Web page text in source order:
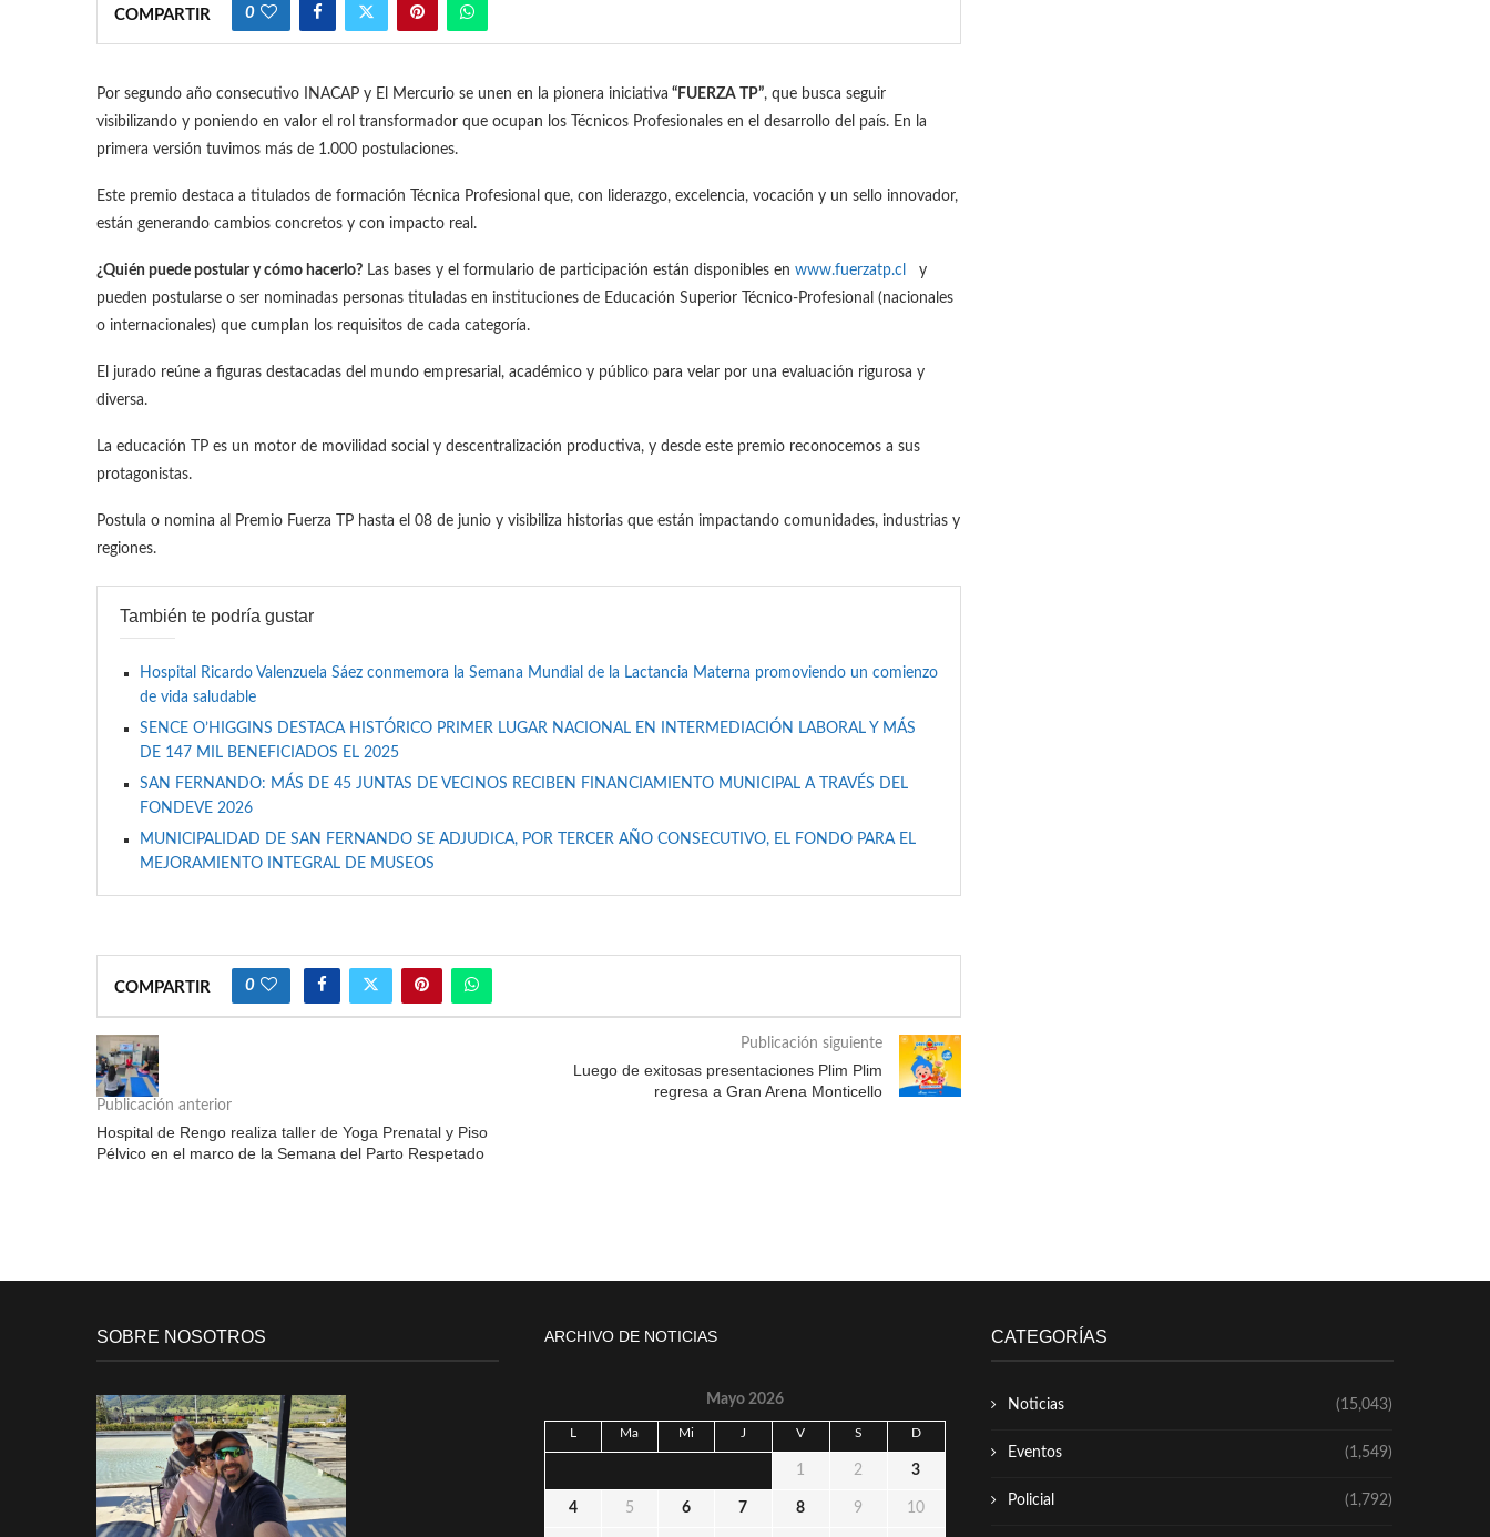
COMPARTIR 0
Por segundo año consecutivo INACAP y El Mercurio se unen en la pionera iniciativa “FUERZA TP”, que busca seguir
visibilizando y poniendo en valor el rol transformador que ocupan los Técnicos Profesionales en el desarrollo del país. En la
primera versión tuvimos más de 1.000 postulaciones.
Este premio destaca a titulados de formación Técnica Profesional que, con liderazgo, excelencia, vocación y un sello innovador,
están generando cambios concretos y con impacto real.
¿Quién puede postular y cómo hacerlo? Las bases y el formulario de participación están disponibles en www.fuerzatp.cl
y
pueden postularse o ser nominadas personas tituladas en instituciones de Educación Superior Técnico‑Profesional (nacionales
o internacionales) que cumplan los requisitos de cada categoría.
El jurado reúne a figuras destacadas del mundo empresarial, académico y público para velar por una evaluación rigurosa y
diversa.
La educación TP es un motor de movilidad social y descentralización productiva, y desde este premio reconocemos a sus
protagonistas.
Postula o nomina al Premio Fuerza TP hasta el 08 de junio y visibiliza historias que están impactando comunidades, industrias y
regiones.
También te podría gustar
Hospital Ricardo Valenzuela Sáez conmemora la Semana Mundial de la Lactancia Materna promoviendo un comienzo
de vida saludable
SENCE O’HIGGINS DESTACA HISTÓRICO PRIMER LUGAR NACIONAL EN INTERMEDIACIÓN LABORAL Y MÁS
DE 147 MIL BENEFICIADOS EL 2025
SAN FERNANDO: MÁS DE 45 JUNTAS DE VECINOS RECIBEN FINANCIAMIENTO MUNICIPAL A TRAVÉS DEL
FONDEVE 2026
MUNICIPALIDAD DE SAN FERNANDO SE ADJUDICA, POR TERCER AÑO CONSECUTIVO, EL FONDO PARA EL
MEJORAMIENTO INTEGRAL DE MUSEOS
COMPARTIR 0
Publicación anterior
Hospital de Rengo realiza taller de Yoga Prenatal y Piso
Pélvico en el marco de la Semana del Parto Respetado
Publicación siguiente
Luego de exitosas presentaciones Plim Plim
regresa a Gran Arena Monticello
SOBRE NOSOTROS ARCHIVO DE NOTICIAS
Mayo 2026
L Ma Mi J V S D
1 2 3
4 5 6 7 8 9 10
CATEGORÍAS
Noticias (15,043)
Eventos (1,549)
Policial (1,792)